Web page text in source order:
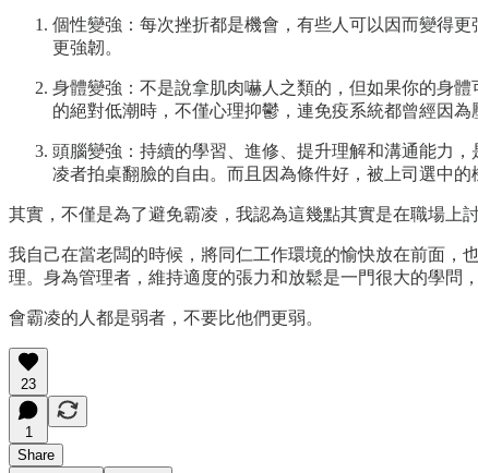
個性變強：每次挫折都是機會，有些人可以因而變得
更強韌。
身體變強：不是說拿肌肉嚇人之類的，但如果你的身
的絕對低潮時，不僅心理抑鬱，連免疫系統都曾經因
頭腦變強：持續的學習、進修、提升理解和溝通能力
凌者拍桌翻臉的自由。而且因為條件好，被上司選中
其實，不僅是為了避免霸凌，我認為這幾點其實是在職場上
我自己在當老闆的時候，將同仁工作環境的愉快放在前面，
理。身為管理者，維持適度的張力和放鬆是一門很大的學問
會霸凌的人都是弱者，不要比他們更弱。
23
1
Share